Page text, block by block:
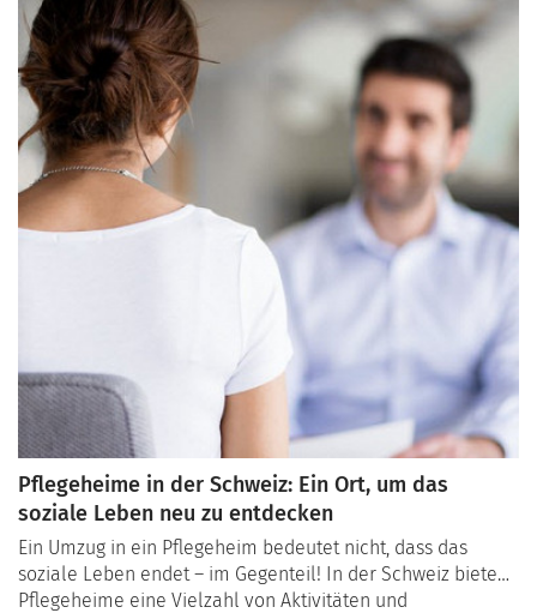
Pflegeheime in der Schweiz: Ein Ort, um das
soziale Leben neu zu entdecken
Ein Umzug in ein Pflegeheim bedeutet nicht, dass das
soziale Leben endet – im Gegenteil! In der Schweiz bieten
Pflegeheime eine Vielzahl von Aktivitäten und